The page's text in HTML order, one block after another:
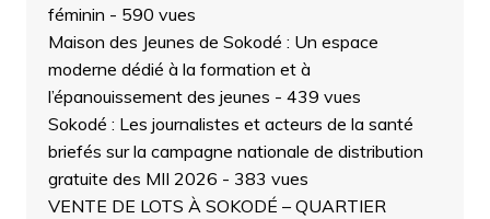
féminin - 590 vues
Maison des Jeunes de Sokodé : Un espace
moderne dédié à la formation et à
l’épanouissement des jeunes - 439 vues
Sokodé : Les journalistes et acteurs de la santé
briefés sur la campagne nationale de distribution
gratuite des MII 2026 - 383 vues
VENTE DE LOTS À SOKODÉ – QUARTIER